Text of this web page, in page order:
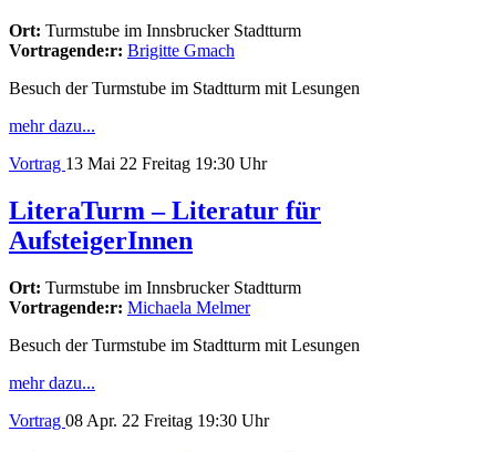
Ort: Turmstube im Innsbrucker Stadtturm
Vortragende:r: Brigitte Gmach
Besuch der Turmstube im Stadtturm mit Lesungen
mehr dazu...
Vortrag 13 Mai 22 Freitag 19:30 Uhr
LiteraTurm – Literatur für
AufsteigerInnen
Ort: Turmstube im Innsbrucker Stadtturm
Vortragende:r: Michaela Melmer
Besuch der Turmstube im Stadtturm mit Lesungen
mehr dazu...
Vortrag 08 Apr. 22 Freitag 19:30 Uhr